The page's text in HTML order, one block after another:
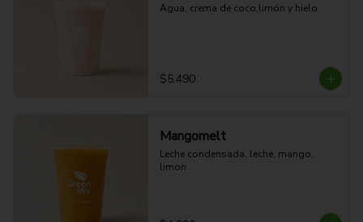
Agua, crema de coco,limón y hielo
$5.490
Mangomelt
Leche condensada, leche, mango,
limon